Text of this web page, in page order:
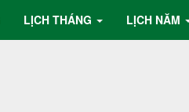
LỊCH THÁNG LỊCH NĂM